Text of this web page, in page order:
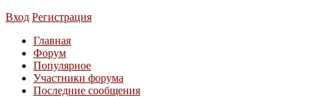
Вход Регистрация
Главная
Форум
Популярное
Участники форума
Последние сообщения